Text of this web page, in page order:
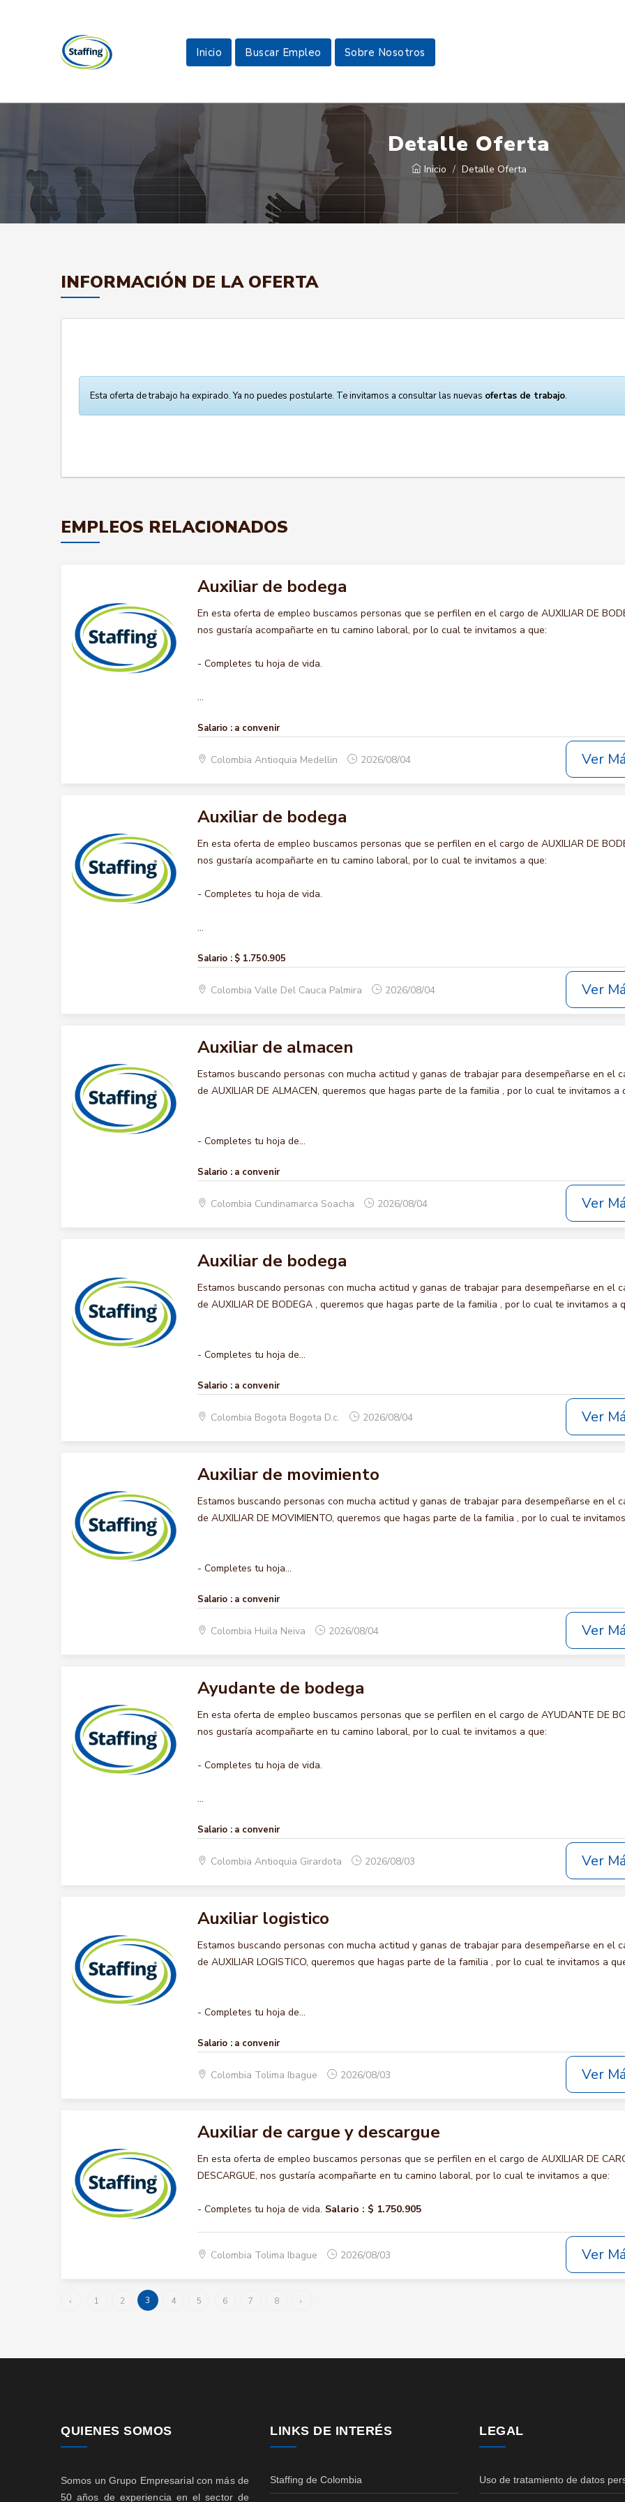
Inicio Buscar Empleo Sobre Nosotros
Detalle Oferta
Inicio Detalle Oferta
INFORMACIÓN DE LA OFERTA
Esta oferta de trabajo ha expirado. Ya no puedes postularte. Te invitamos a consultar las nuevas ofertas de trabajo.
EMPLEOS RELACIONADOS
Auxiliar de bodega
En esta oferta de empleo buscamos personas que se perfilen en el cargo de AUXILIAR DE
nos gustaría acompañarte en tu camino laboral, por lo cual te invitamos a que:
- Completes tu hoja de vida.
...
Salario : a convenir
Colombia Antioquia Medellin 2026/08/04 Ver
Auxiliar de bodega
En esta oferta de empleo buscamos personas que se perfilen en el cargo de AUXILIAR DE
nos gustaría acompañarte en tu camino laboral, por lo cual te invitamos a que:
- Completes tu hoja de vida.
...
Salario : $ 1.750.905
Colombia Valle Del Cauca Palmira 2026/08/04 Ver
Auxiliar de almacen
Estamos buscando personas con mucha actitud y ganas de trabajar para desempeñarse en el
de AUXILIAR DE ALMACEN, queremos que hagas parte de la familia , por lo cual te invitamos a
- Completes tu hoja de...
Salario : a convenir
Colombia Cundinamarca Soacha 2026/08/04 Ver
Auxiliar de bodega
Estamos buscando personas con mucha actitud y ganas de trabajar para desempeñarse en el
de AUXILIAR DE BODEGA , queremos que hagas parte de la familia , por lo cual te invitamos a
- Completes tu hoja de...
Salario : a convenir
Colombia Bogota Bogota D.c. 2026/08/04 Ver
Auxiliar de movimiento
Estamos buscando personas con mucha actitud y ganas de trabajar para desempeñarse en el
de AUXILIAR DE MOVIMIENTO, queremos que hagas parte de la familia , por lo cual te
- Completes tu hoja...
Salario : a convenir
Colombia Huila Neiva 2026/08/04 Ver
Ayudante de bodega
En esta oferta de empleo buscamos personas que se perfilen en el cargo de AYUDANTE DE
nos gustaría acompañarte en tu camino laboral, por lo cual te invitamos a que:
- Completes tu hoja de vida.
...
Salario : a convenir
Colombia Antioquia Girardota 2026/08/03 Ver
Auxiliar logistico
Estamos buscando personas con mucha actitud y ganas de trabajar para desempeñarse en el
de AUXILIAR LOGISTICO, queremos que hagas parte de la familia , por lo cual te invitamos a
- Completes tu hoja de...
Salario : a convenir
Colombia Tolima Ibague 2026/08/03 Ver
Auxiliar de cargue y descargue
En esta oferta de empleo buscamos personas que se perfilen en el cargo de AUXILIAR DE
DESCARGUE, nos gustaría acompañarte en tu camino laboral, por lo cual te invitamos a que:
- Completes tu hoja de vida. Salario : $ 1.750.905
Colombia Tolima Ibague 2026/08/03 Ver
‹ 1 2 3 4 5 6 7 8 ›
QUIENES SOMOS
Somos un Grupo Empresarial con más de
50 años de experiencia en el sector de
LINKS DE INTERÉS
Staffing de Colombia
LEGAL
Uso de tratamiento de datos